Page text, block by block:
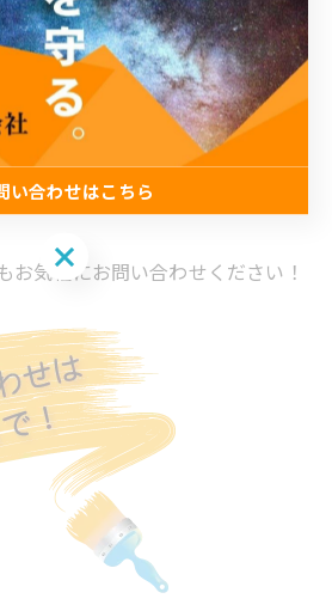
の違いってなに？
くらいなの？見積りだけでもいい
にどういうことをするの？
気軽にお問い合わせください！
い合わせはこちら
い合わせはこちら